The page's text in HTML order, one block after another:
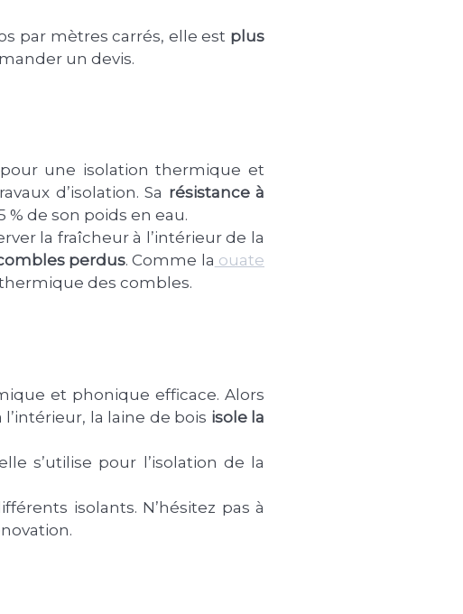
par mètres carrés, elle est plus
un devis.
une isolation thermique et
d’isolation. Sa résistance à
% de son poids en eau.
la fraîcheur à l’intérieur de la
perdus. Comme la ouate
des combles.
et phonique efficace. Alors
l’intérieur, la laine de bois isole la
s’utilise pour l’isolation de la
isolants. N’hésitez pas à